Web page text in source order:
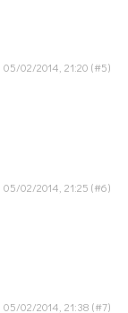
05/02/2014, 21:20
05/02/2014, 21:25
05/02/2014, 21:38